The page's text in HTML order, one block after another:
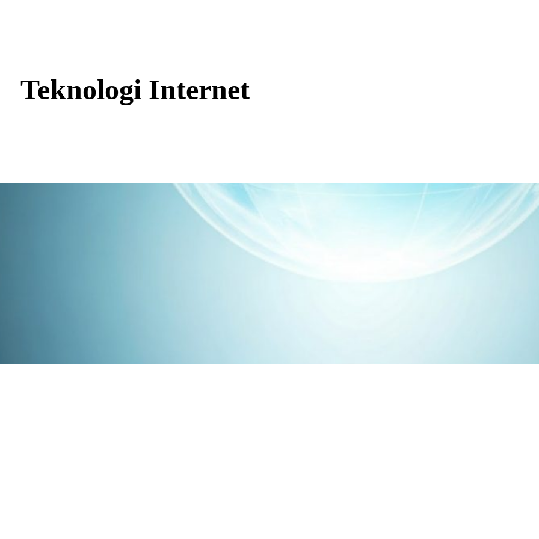
Teknologi Internet